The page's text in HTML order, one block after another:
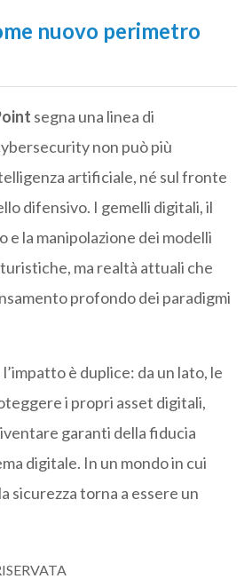
nuovo perimetro
segna una linea di
non può più
artificiale, né sul fronte
difensivo. I gemelli digitali, il
e la manipolazione dei modelli
ma realtà attuali che
profondo dei paradigmi
è duplice: da un lato, le
i propri asset digitali,
garanti della fiducia
digitale. In un mondo in cui
sicurezza torna a essere un